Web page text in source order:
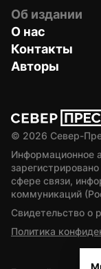
Об издании
О нас
Контакты
Авторы
© 2026 Север-
Информационное
сфере связи,
коммуникаций
Свидетельство
Политика